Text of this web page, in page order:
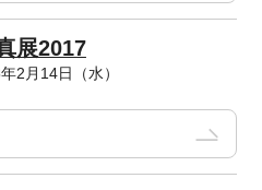
展2017
2月14日（水）